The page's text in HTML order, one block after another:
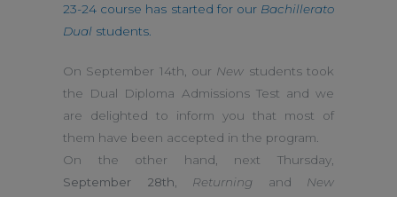
23-24 course has started for our Bachillerato
Dual students.
On September 14th, our New students took
the Dual Diploma Admissions Test and we
are delighted to inform you that most of
them have been accepted in the program.
On the other hand, next Thursday,
September
28th Returning and New